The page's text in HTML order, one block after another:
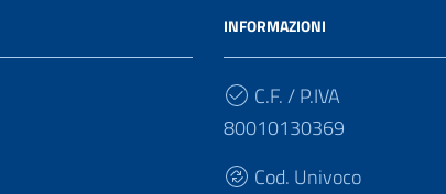
INFORMAZIONI
C.F. / P.IVA
80010130369
Cod. Univoco